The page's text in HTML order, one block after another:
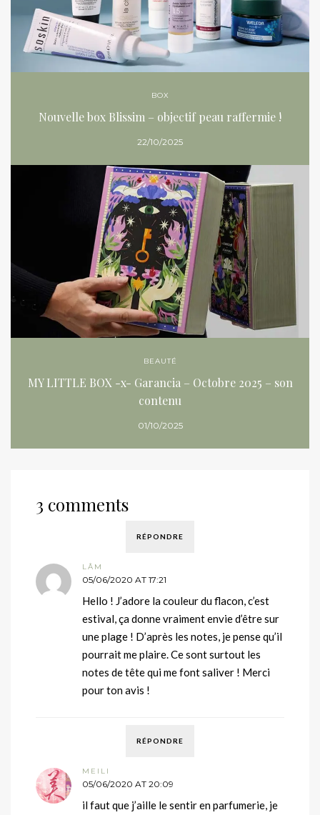
BOX
Nouvelle box Blissim – objectif peau raffermie !
22/10/2025
BEAUTÉ
MY LITTLE BOX -x- Garancia – Octobre 2025 – son
contenu
01/10/2025
3 comments
RÉPONDRE
LÂM
05/06/2020 AT 17:21
Hello ! J’adore la couleur du flacon, c’est
estival, ça donne vraiment envie d’être sur
une plage ! D’après les notes, je pense qu’il
pourrait me plaire. Ce sont surtout les
notes de tête qui me font saliver ! Merci
pour ton avis !
RÉPONDRE
MEILI
05/06/2020 AT 20:09
il faut que j’aille le sentir en parfumerie, je